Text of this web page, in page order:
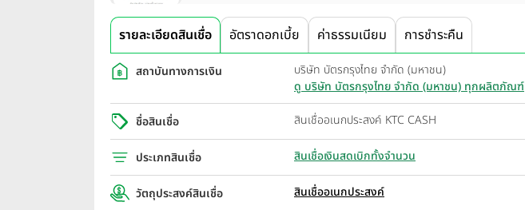
รายละเอียดสินเชื่อ อัตราดอกเบี้ย ค่าธรรมเนียม การชำระคืน
สถาบันทางการเงิน
บริษัท บัตรกรุงไทย จำกัด (มหาชน)
ดู บริษัท บัตรกรุงไทย จำกัด (มหาชน) ทุกผลิตภัณฑ์
ชื่อสินเชื่อ สินเชื่ออเนกประสงค์ KTC CASH
ประเภทสินเชื่อ สินเชื่อเงินสดเบิกทั้งจำนวน
วัตถุประสงค์สินเชื่อ สินเชื่ออเนกประสงค์